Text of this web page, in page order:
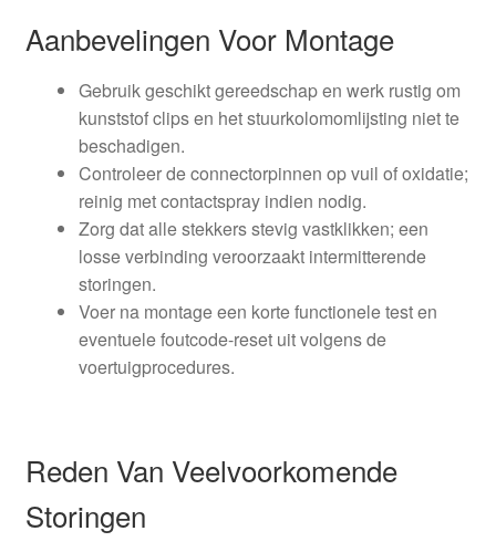
Aanbevelingen Voor Montage
Gebruik geschikt gereedschap en werk rustig om
kunststof clips en het stuurkolomomlijsting niet te
beschadigen.
Controleer de connectorpinnen op vuil of oxidatie;
reinig met contactspray indien nodig.
Zorg dat alle stekkers stevig vastklikken; een
losse verbinding veroorzaakt intermitterende
storingen.
Voer na montage een korte functionele test en
eventuele foutcode-reset uit volgens de
voertuigprocedures.
Reden Van Veelvoorkomende
Storingen